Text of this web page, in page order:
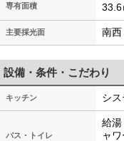
専有面積 33.6
主要採光面 南西
設備・条件・こだわり
キッチン シ
バス・トイレ
給湯
ャ